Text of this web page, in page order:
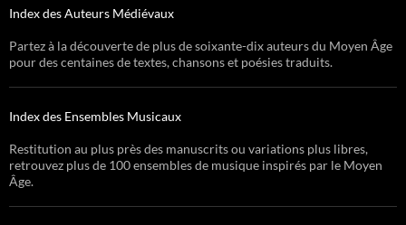
Index des Auteurs Médiévaux
Partez à la découverte de plus de soixante-dix auteurs du Moyen Âge
pour des centaines de textes, chansons et poésies traduits.
Index des Ensembles Musicaux
Restitution au plus près des manuscrits ou variations plus libres,
retrouvez plus de 100 ensembles de musique inspirés par le Moyen
Âge.